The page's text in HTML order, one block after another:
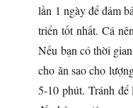
lần 1 ngày để đảm
triển tốt nhất. Cá
Nếu bạn có thời
cho ăn sao cho
5-10 phút. Tránh